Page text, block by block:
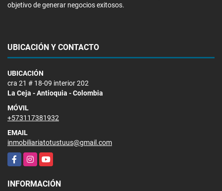
objetivo de generar negocios exitosos.
UBICACIÓN Y CONTACTO
UBICACIÓN
cra 21 # 18-09 interior 202
La Ceja - Antioquia - Colombia
MÓVIL
+573117381932
EMAIL
inmobiliariatotustuus@gmail.com
FacebookInstagramYouTube
INFORMACIÓN